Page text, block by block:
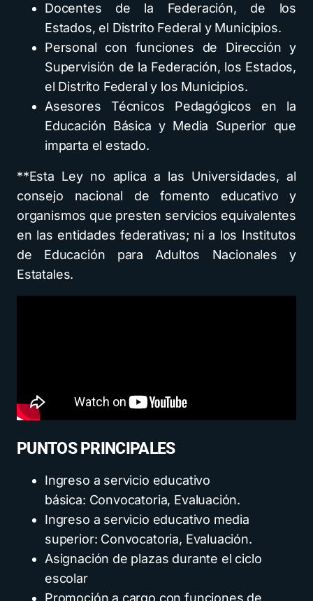
Docentes de la Federación, de los
Estados, el Distrito Federal y Municipios.
Personal con funciones de Dirección y
Supervisión de la Federación, los Estados,
el Distrito Federal y los Municipios.
Asesores Técnicos Pedagógicos en la
Educación Básica y Media Superior que
imparta el estado.
**Esta Ley no aplica a las Universidades, al
consejo nacional de fomento educativo y
organismos que presten servicios equivalentes
en las entidades federativas; ni a los Institutos
de Educación para Adultos Nacionales y
Estatales.
PUNTOS PRINCIPALES
Ingreso a servicio educativo
básica: Convocatoria, Evaluación.
Ingreso a servicio educativo media
superior: Convocatoria, Evaluación.
Asignación de plazas durante el ciclo
escolar
Promoción a cargo con funciones de